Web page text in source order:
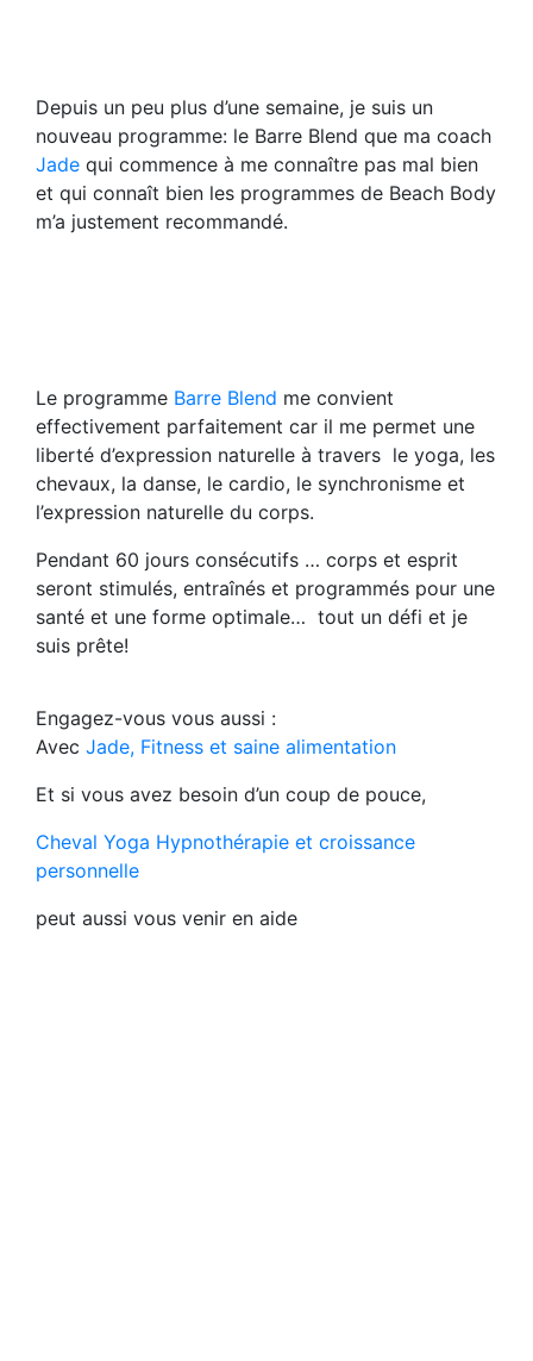
Depuis un peu plus d’une semaine, je suis un
nouveau programme: le Barre Blend que ma coach
Jade qui commence à me connaître pas mal bien
et qui connaît bien les programmes de Beach Body
m’a justement recommandé.
Le programme Barre Blend me convient
effectivement parfaitement car il me permet une
liberté d’expression naturelle à travers le yoga, les
chevaux, la danse, le cardio, le synchronisme et
l’expression naturelle du corps.
Pendant 60 jours consécutifs … corps et esprit
seront stimulés, entraînés et programmés pour une
santé et une forme optimale… tout un défi et je
suis prête!
Engagez-vous vous aussi :
Avec Jade, Fitness et saine alimentation
Et si vous avez besoin d’un coup de pouce,
Cheval Yoga Hypnothérapie et croissance
personnelle
peut aussi vous venir en aide